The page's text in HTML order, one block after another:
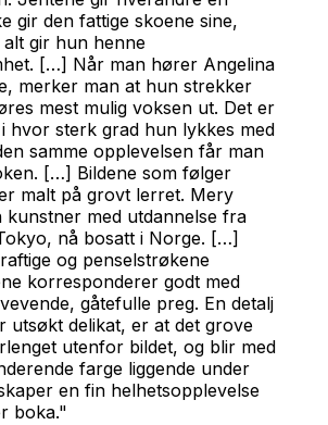
gir den fattige skoene sine,
alt gir hun henne
[…] Når man hører Angelina
merker man at hun strekker
mest mulig voksen ut. Det er
hvor sterk grad hun lykkes med
samme opplevelsen får man
[…] Bildene som følger
malt på grovt lerret. Mery
kunstner med utdannelse fra
nå bosatt i Norge. […]
og penselstrøkene
korresponderer godt med
gåtefulle preg. En detalj
utsøkt delikat, er at det grove
utenfor bildet, og blir med
farge liggende under
en fin helhetsopplevelse
boka."